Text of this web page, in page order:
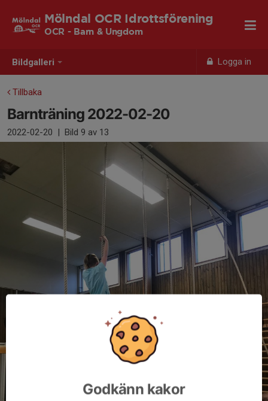
Bildgalleri Logga in
Mölndal OCR Idrottsförening
OCR - Barn & Ungdom
Tillbaka
Barnträning 2022-02-20
2022-02-20 | Bild 9 av 13
Godkänn kakor